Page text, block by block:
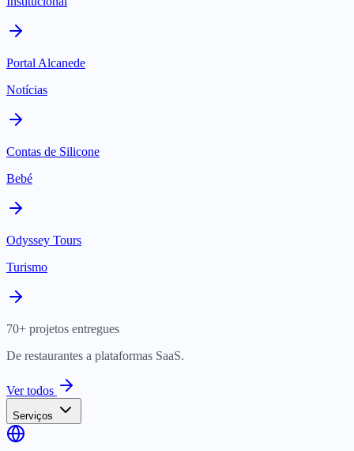
Portal Alcanede
Notícias
Contas de Silicone
Bebé
Odyssey Tours
Turismo
70+ projetos entregues
De restaurantes a plataformas SaaS.
Ver todos
Serviços